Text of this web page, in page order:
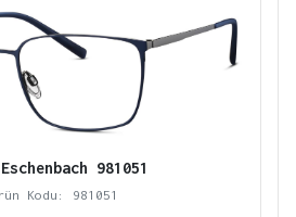
981051
Kodu: 981051